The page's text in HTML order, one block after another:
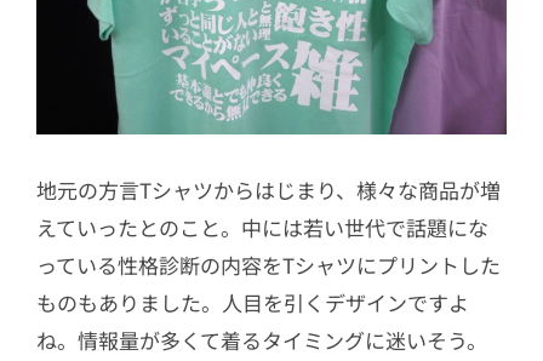
地元の方言Tシャツからはじまり、様々な商品が増
えていったとのこと。中には若い世代で話題にな
っている性格診断の内容をTシャツにプリントした
ものもありました。人目を引くデザインですよ
ね。情報量が多くて着るタイミングに迷いそう。